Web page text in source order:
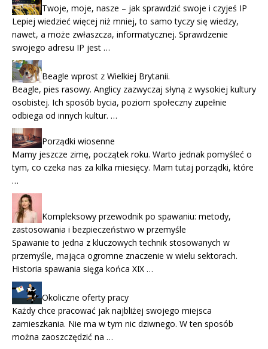
Twoje, moje, nasze – jak sprawdzić swoje i czyjeś IP
Lepiej wiedzieć więcej niż mniej, to samo tyczy się wiedzy,
nawet, a może zwłaszcza, informatycznej. Sprawdzenie
swojego adresu IP jest …
Beagle wprost z Wielkiej Brytanii.
Beagle, pies rasowy. Anglicy zazwyczaj słyną z wysokiej kultury
osobistej. Ich sposób bycia, poziom społeczny zupełnie
odbiega od innych kultur. …
Porządki wiosenne
Mamy jeszcze zimę, początek roku. Warto jednak pomyśleć o
tym, co czeka nas za kilka miesięcy. Mam tutaj porządki, które
…
Kompleksowy przewodnik po spawaniu: metody,
zastosowania i bezpieczeństwo w przemyśle
Spawanie to jedna z kluczowych technik stosowanych w
przemyśle, mająca ogromne znaczenie w wielu sektorach.
Historia spawania sięga końca XIX …
Okoliczne oferty pracy
Każdy chce pracować jak najbliżej swojego miejsca
zamieszkania. Nie ma w tym nic dziwnego. W ten sposób
można zaoszczędzić na …